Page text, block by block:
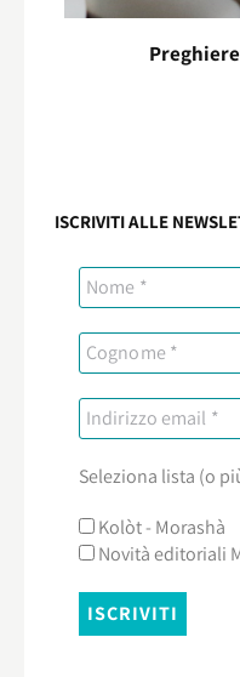
ISCRIVITI ALLE
Seleziona lista (o
Kolòt - Morashà
Novità editoriali